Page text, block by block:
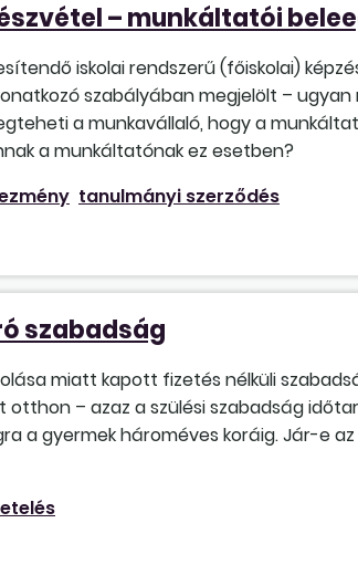
– munkáltatói
iskolai rendszerű (főiskolai)
szabályában megjelölt –
a munkavállaló, hogy a
a munkáltatónak ez esetben?
tanulmányi szerződés
szabadság
miatt kapott fizetés nélküli
– azaz a szülési szabadság
a gyermek hároméves koráig. Jár-e